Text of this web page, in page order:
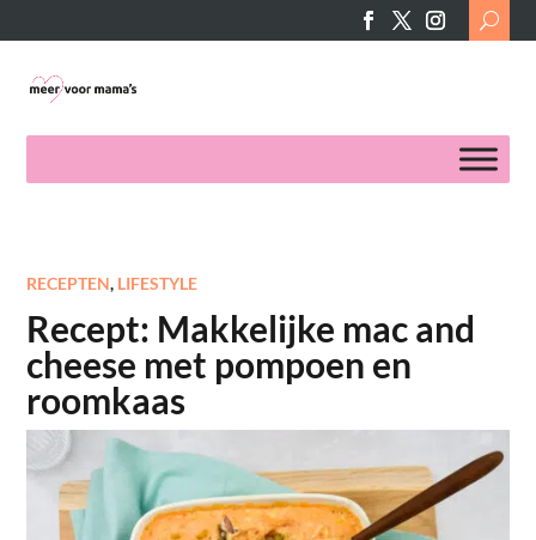
Search
for:
RECEPTEN, LIFESTYLE
Recept: Makkelijke mac and
cheese met pompoen en
roomkaas